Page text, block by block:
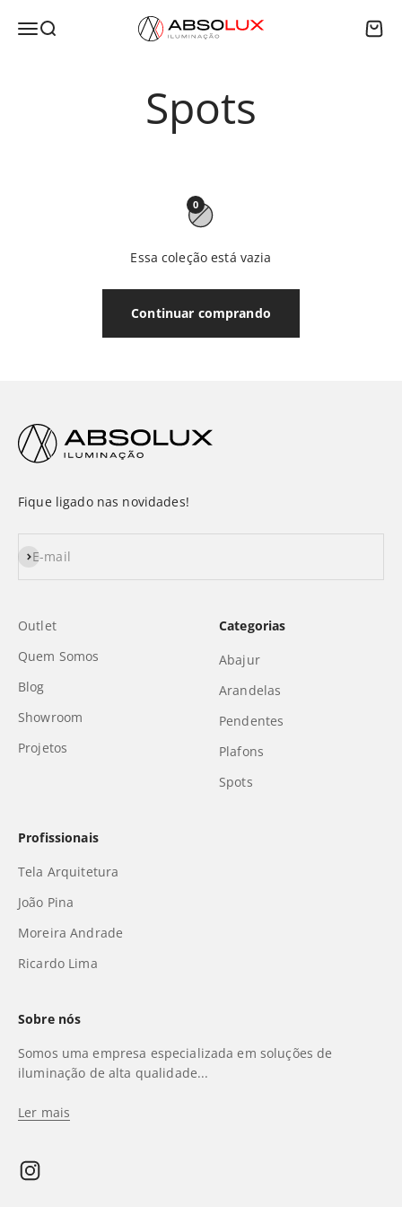
MenuBuscar Absolux Iluminação
0
Essa coleção está vazia
Continuar comprando
Fique ligado nas novidades!
E-mail
Assinar
Outlet
Quem Somos
Blog
Showroom
Projetos
Categorias
Abajur
Arandelas
Pendentes
Plafons
Spots
Profissionais
Tela Arquitetura
João Pina
Moreira Andrade
Ricardo Lima
Sobre nós
Somos uma empresa especializada em soluções de
iluminação de alta qualidade...
Ler mais